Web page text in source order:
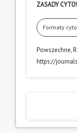
ZASADY
Formaty
Powszechne,
https://